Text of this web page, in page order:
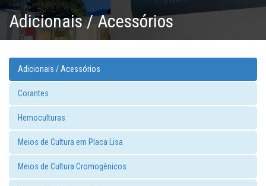
Adicionais / Acessórios
Adicionais / Acessórios
Corantes
Hemoculturas
Meios de Cultura em Placa Lisa
Meios de Cultura Cromogênicos